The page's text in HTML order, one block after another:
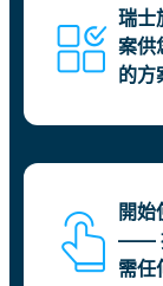
瑞士
案供
的方
開
——
需任